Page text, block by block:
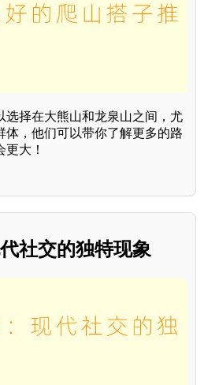
选择在大熊山和龙泉山之间，尤
体，他们可以带你了解更多的路
大！
社交的独特现象